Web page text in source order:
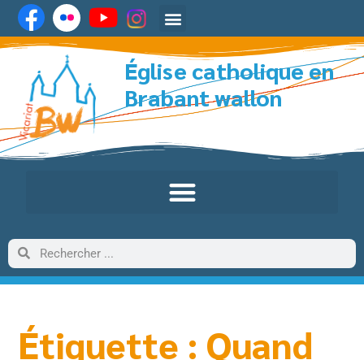
Église catholique en
Brabant wallon
Étiquette : Quand